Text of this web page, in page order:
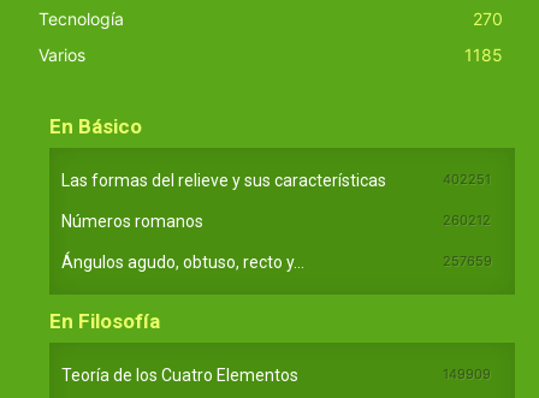
Tecnología
270
Varios
1185
En Básico
Las formas del relieve y sus características 402251
Números romanos 260212
Ángulos agudo, obtuso, recto y... 257659
En Filosofía
Teoría de los Cuatro Elementos 149909